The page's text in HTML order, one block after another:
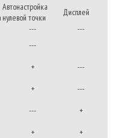
Автонастройка
нулевой точки
Дисплей
---
---
---
+
---
+
---
---
+
+
+